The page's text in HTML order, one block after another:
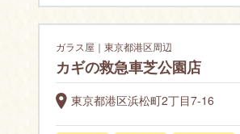
ガラス屋｜東京都港区周辺
カギの救急車芝公園店
東京都港区浜松町2丁目7-16